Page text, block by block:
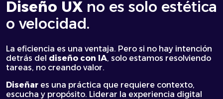
Diseño UX no es solo estética
o velocidad.
La eficiencia es una ventaja. Pero si no hay intención
detrás del diseño con IA, solo estamos resolviendo
tareas, no creando valor.
Diseñar es una práctica que requiere contexto,
escucha y propósito. Liderar la experiencia digital